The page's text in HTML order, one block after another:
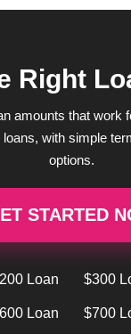
Right
amounts that work
with simple
options.
STARTED
Loan $300
Loan $700